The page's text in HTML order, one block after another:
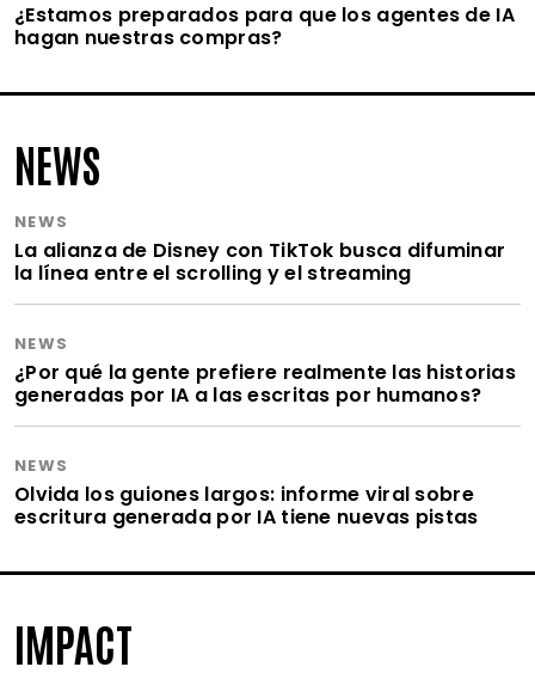
¿Estamos preparados para que los agentes de IA
hagan nuestras compras?
NEWS
NEWS
La alianza de Disney con TikTok busca difuminar
la línea entre el scrolling y el streaming
NEWS
¿Por qué la gente prefiere realmente las historias
generadas por IA a las escritas por humanos?
NEWS
Olvida los guiones largos: informe viral sobre
escritura generada por IA tiene nuevas pistas
IMPACT